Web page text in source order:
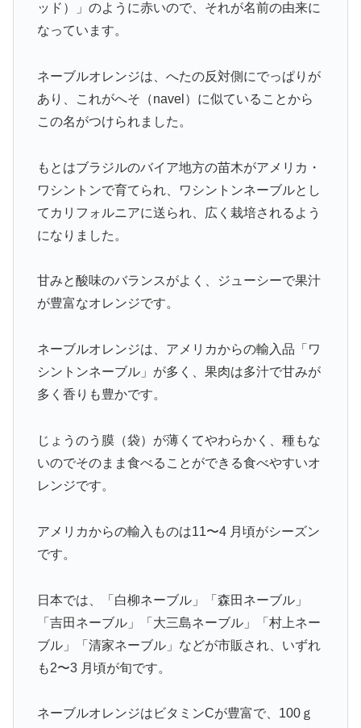
ッド）」のように赤いので、それが名前の由来に
なっています。
ネーブルオレンジは、へたの反対側にでっぱりが
あり、これがへそ（navel）に似ていることから
この名がつけられました。
もとはブラジルのバイア地方の苗木がアメリカ・
ワシントンで育てられ、ワシントンネーブルとし
てカリフォルニアに送られ、広く栽培されるよう
になりました。
甘みと酸味のバランスがよく、ジューシーで果汁
が豊富なオレンジです。
ネーブルオレンジは、アメリカからの輸入品「ワ
シントンネーブル」が多く、果肉は多汁で甘みが
多く香りも豊かです。
じょうのう膜（袋）が薄くてやわらかく、種もな
いのでそのまま食べることができる食べやすいオ
レンジです。
アメリカからの輸入ものは11〜4 月頃がシーズン
です。
日本では、「白柳ネーブル」「森田ネーブル」
「吉田ネーブル」「大三島ネーブル」「村上ネー
ブル」「清家ネーブル」などが市販され、いずれ
も2〜3 月頃が旬です。
ネーブルオレンジはビタミンCが豊富で、100ｇ